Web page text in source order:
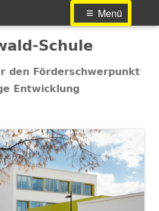
Schule
den Förderschwerpunkt
Entwicklung
Menü